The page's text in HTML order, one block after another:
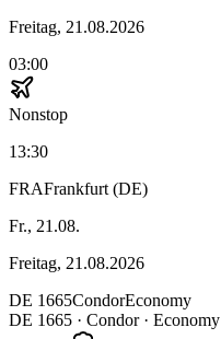
Freitag, 21.08.2026
03:00
Nonstop
13:30
FRAFrankfurt (DE)
Fr., 21.08.
Freitag, 21.08.2026
DE 1665CondorEconomy
DE 1665 · Condor· Economy